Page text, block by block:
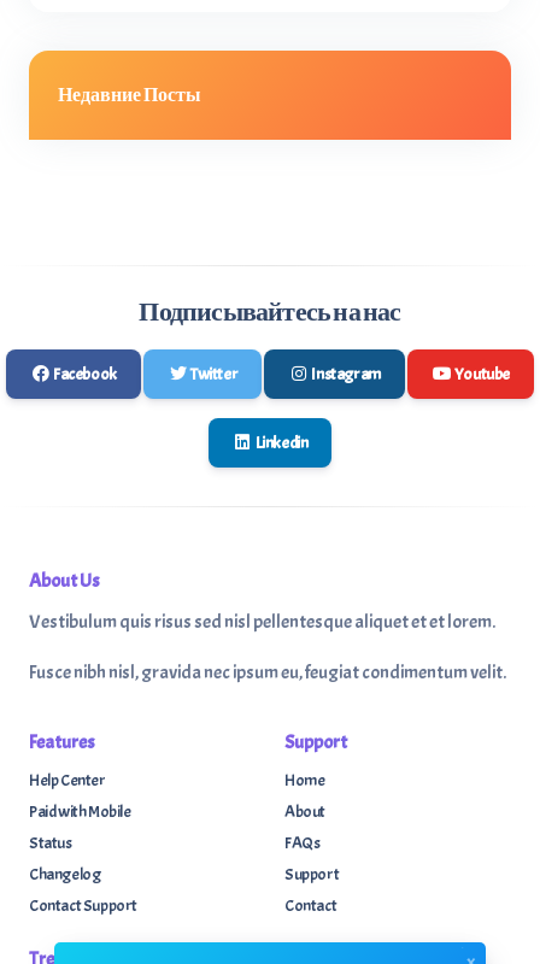
Недавние Посты
Подписывайтесь на нас
Facebook Twitter Instagram Youtube
Linkedin
About Us
Vestibulum quis risus sed nisl pellentesque aliquet et et lorem.
Fusce nibh nisl, gravida nec ipsum eu, feugiat condimentum velit.
Features
Help Center
Paid with Mobile
Status
Changelog
Contact Support
Support
Home
About
FAQs
Support
Contact
Trending